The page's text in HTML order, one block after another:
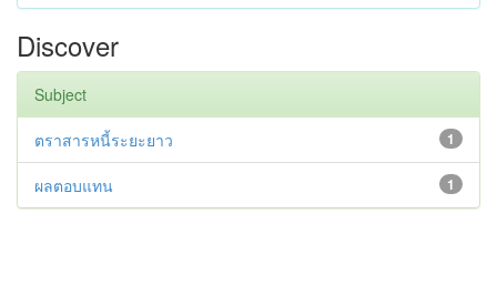
Discover
Subject
1
ตราสารหนี้ระยะยาว
1
ผลตอบแทน